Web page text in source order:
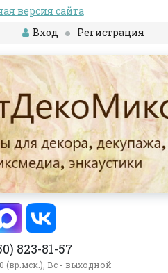
версия сайта
Вход Регистрация
823-81-57
(вр.мск.), Вс - выходной